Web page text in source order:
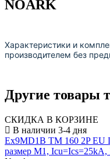
NOARK
Характеристики и
производителем без
Другие товары
СКИДКА В КОРЗИНЕ
Ex9MD1B TM 160 2P EU
размер M1,